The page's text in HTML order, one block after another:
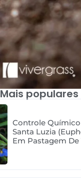
Mais populares
Controle Químico
Santa Luzia
Em Pastagem